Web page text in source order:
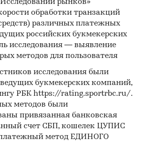
рынков»
обработки транзакций
различных платежных
российских букмекерских
исследования — выявление
методов для пользователя
исследования были
букмекерских компаний,
РБК https://rating.sportrbc.ru/.
методов были
привязанная банковская
счет СБП, кошелек ЦУПИС
метод ЕДИНОГО